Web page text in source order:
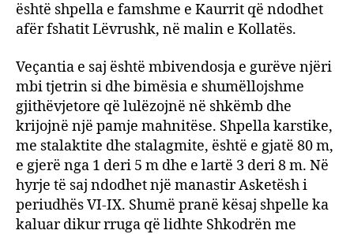
është shpella e famshme e Kaurrit që ndodhet
afër fshatit Lëvrushk, në malin e Kollatës.
Veçantia e saj është mbivendosja e gurëve njëri
mbi tjetrin si dhe bimësia e shumëllojshme
gjithëvjetore që lulëzojnë në shkëmb dhe
krijojnë një pamje mahnitëse. Shpella karstike,
me stalaktite dhe stalagmite, është e gjatë 80 m,
e gjerë nga 1 deri 5 m dhe e lartë 3 deri 8 m. Në
hyrje të saj ndodhet një manastir Asketësh i
periudhës VI-IX. Shumë pranë kësaj shpelle ka
kaluar dikur rruga që lidhte Shkodrën me